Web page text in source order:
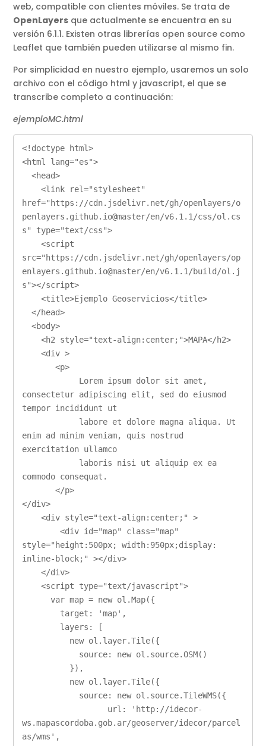
web, compatible con clientes móviles. Se trata de
OpenLayers que actualmente se encuentra en su
versión 6.1.1. Existen otras librerías open source como
Leaflet que también pueden utilizarse al mismo fin.
Por simplicidad en nuestro ejemplo, usaremos un solo
archivo con el código html y javascript, el que se
transcribe completo a continuación:
ejemploMC.html
<!doctype html>
<html lang="es">
  <head>
    <link rel="stylesheet"
href="https://cdn.jsdelivr.net/gh/openlayers/o
penlayers.github.io@master/en/v6.1.1/css/ol.cs
s" type="text/css">
    <script
src="https://cdn.jsdelivr.net/gh/openlayers/op
enlayers.github.io@master/en/v6.1.1/build/ol.j
s"></script>
    <title>Ejemplo Geoservicios</title>
  </head>
  <body>
    <h2 style="text-align:center;">MAPA</h2>
    <div >
       <p>
consectetur adipiscing elit, sed do eiusmod
tempor incididunt ut
enim ad minim veniam, quis nostrud
exercitation ullamco
commodo consequat.
       </p>
</div>
    <div style="text-align:center;" >
        <div id="map" class="map"
style="height:500px; width:950px;display:
inline-block;" ></div>
    </div>
    <script type="text/javascript">
ws.mapascordoba.gob.ar/geoserver/idecor/parcel
as/wms',